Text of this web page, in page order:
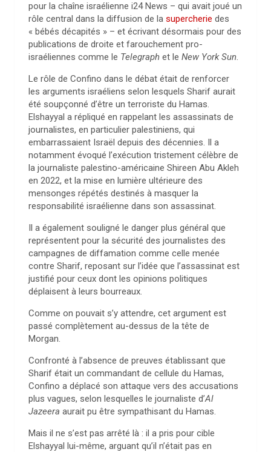
pour la chaîne israélienne i24 News – qui avait joué un
rôle central dans la diffusion de la supercherie des
« bébés décapités » – et écrivant désormais pour des
publications de droite et farouchement pro-
israéliennes comme le Telegraph et le New York Sun.
Le rôle de Confino dans le débat était de renforcer
les arguments israéliens selon lesquels Sharif aurait
été soupçonné d’être un terroriste du Hamas.
Elshayyal a répliqué en rappelant les assassinats de
journalistes, en particulier palestiniens, qui
embarrassaient Israël depuis des décennies. Il a
notamment évoqué l’exécution tristement célèbre de
la journaliste palestino-américaine Shireen Abu Akleh
en 2022, et la mise en lumière ultérieure des
mensonges répétés destinés à masquer la
responsabilité israélienne dans son assassinat.
Il a également souligné le danger plus général que
représentent pour la sécurité des journalistes des
campagnes de diffamation comme celle menée
contre Sharif, reposant sur l’idée que l’assassinat est
justifié pour ceux dont les opinions politiques
déplaisent à leurs bourreaux.
Comme on pouvait s’y attendre, cet argument est
passé complètement au-dessus de la tête de
Morgan.
Confronté à l’absence de preuves établissant que
Sharif était un commandant de cellule du Hamas,
Confino a déplacé son attaque vers des accusations
plus vagues, selon lesquelles le journaliste d’Al
Jazeera aurait pu être sympathisant du Hamas.
Mais il ne s’est pas arrêté là : il a pris pour cible
Elshayyal lui-même, arguant qu’il n’était pas en